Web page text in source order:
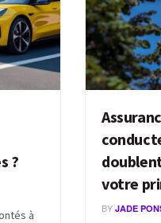
?
à
votre
BY JADE